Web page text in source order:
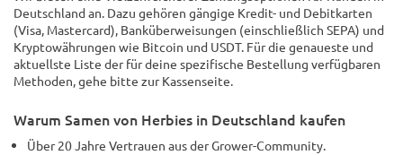
Deutschland an. Dazu gehören gängige Kredit- und Debitkarten
(Visa, Mastercard), Banküberweisungen (einschließlich SEPA) und
Kryptowährungen wie Bitcoin und USDT. Für die genaueste und
aktuellste Liste der für deine spezifische Bestellung verfügbaren
Methoden, gehe bitte zur Kassenseite.
Warum Samen von Herbies in Deutschland kaufen
Über 20 Jahre Vertrauen aus der Grower-Community.